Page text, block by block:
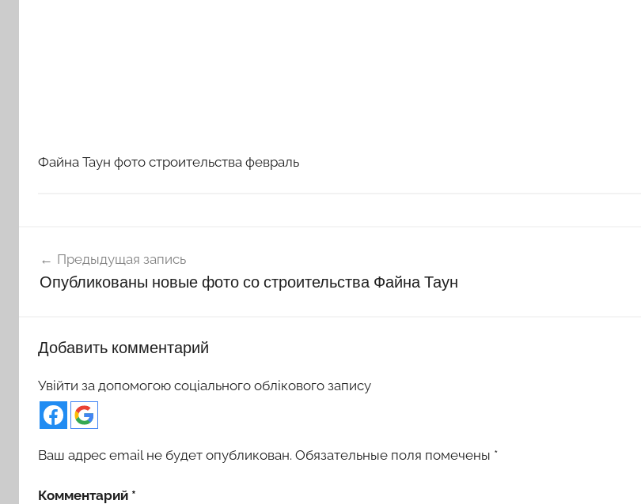
Файна Таун фото строительства февраль
по
записям
Предыдущая запись
Опубликованы новые фото со строительства Файна Таун
Добавить комментарий
Увійти за допомогою соціального облікового запису
Ваш адрес email не будет опубликован. Обязательные поля помечены *
Комментарий *